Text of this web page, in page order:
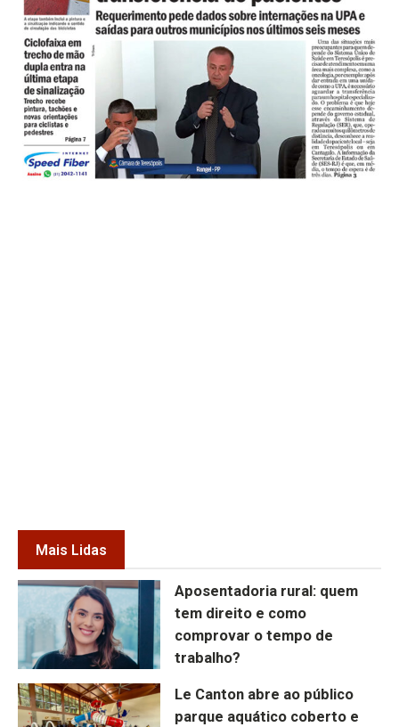
Mais Lidas
Aposentadoria rural: quem
tem direito e como
comprovar o tempo de
trabalho?
Le Canton abre ao público
parque aquático coberto e